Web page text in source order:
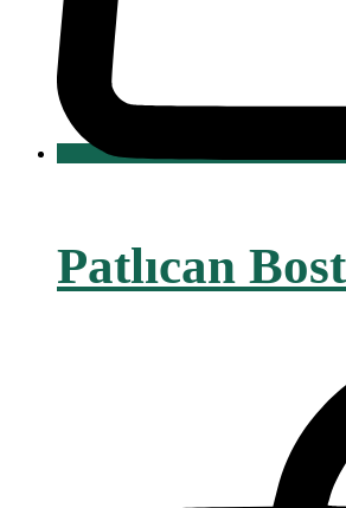
Patlıcan